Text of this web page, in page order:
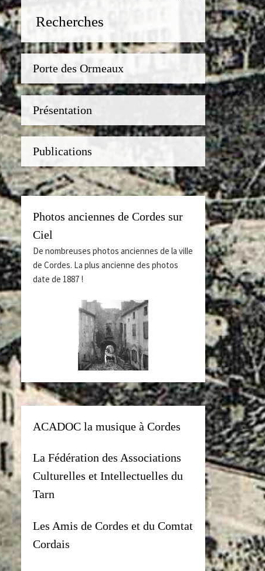
Recherches
Porte des Ormeaux
Présentation
Publications
Photos anciennes de Cordes sur
Ciel
De nombreuses photos anciennes de la ville
de Cordes. La plus ancienne des photos
date de 1887 !
ACADOC la musique à Cordes
La Fédération des Associations
Culturelles et Intellectuelles du
Tarn
Les Amis de Cordes et du Comtat
Cordais